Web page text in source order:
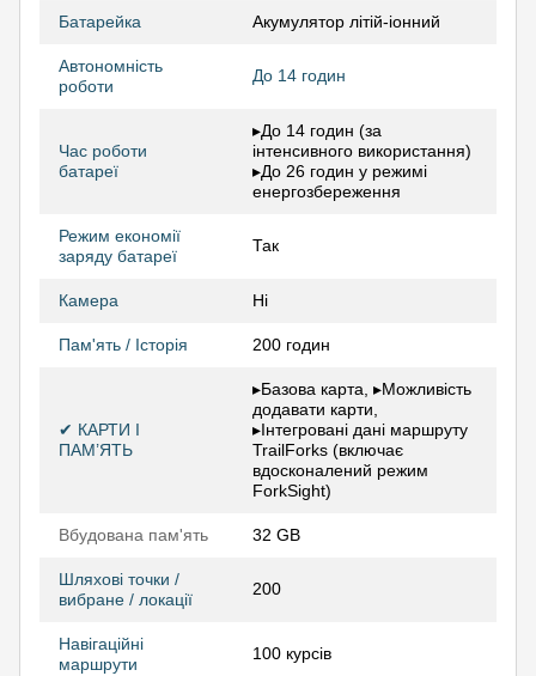
Батарейка Акумулятор літій-іонний
Автономність
роботи
До 14 годин
Час роботи
батареї
▸До 14 годин (за
інтенсивного використання)
▸До 26 годин у режимі
енергозбереження
Режим економії
заряду батареї
Так
Камера Ні
Пам'ять / Історія 200 годин
✔ КАРТИ І
ПАМ’ЯТЬ
▸Базова карта, ▸Можливість
додавати карти,
▸Інтегровані дані маршруту
TrailForks (включає
вдосконалений режим
ForkSight)
Вбудована пам'ять 32 GB
Шляхові точки /
вибране / локації
200
Навігаційні
маршрути
100 курсів